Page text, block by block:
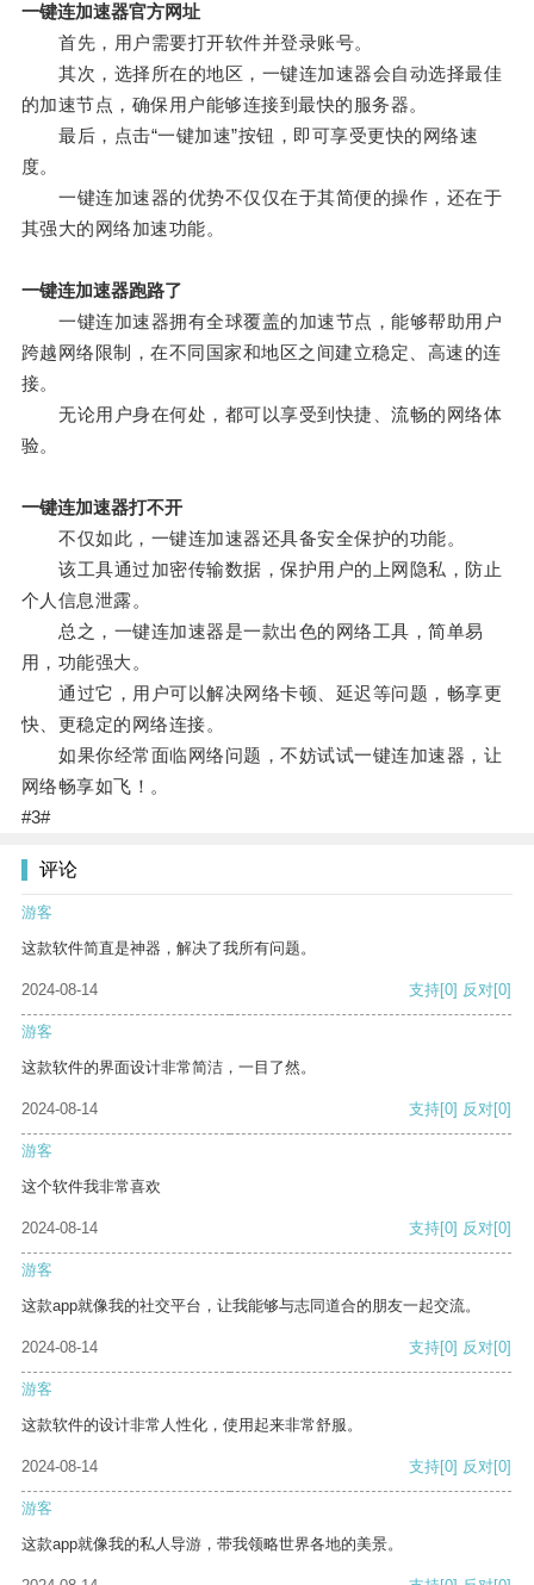
一键连加速器官方网址
首先，用户需要打开软件并登录账号。
其次，选择所在的地区，一键连加速器会自动选择最佳
的加速节点，确保用户能够连接到最快的服务器。
最后，点击“一键加速”按钮，即可享受更快的网络速
度。
一键连加速器的优势不仅仅在于其简便的操作，还在于
其强大的网络加速功能。
一键连加速器跑路了
一键连加速器拥有全球覆盖的加速节点，能够帮助用户
跨越网络限制，在不同国家和地区之间建立稳定、高速的连
接。
无论用户身在何处，都可以享受到快捷、流畅的网络体
验。
一键连加速器打不开
不仅如此，一键连加速器还具备安全保护的功能。
该工具通过加密传输数据，保护用户的上网隐私，防止
个人信息泄露。
总之，一键连加速器是一款出色的网络工具，简单易
用，功能强大。
通过它，用户可以解决网络卡顿、延迟等问题，畅享更
快、更稳定的网络连接。
如果你经常面临网络问题，不妨试试一键连加速器，让
网络畅享如飞！。
#3#
评论
游客
这款软件简直是神器，解决了我所有问题。
2024-08-14 支持[0] 反对[0]
游客
这款软件的界面设计非常简洁，一目了然。
2024-08-14 支持[0] 反对[0]
游客
这个软件我非常喜欢
2024-08-14 支持[0] 反对[0]
游客
这款app就像我的社交平台，让我能够与志同道合的朋友一起交流。
2024-08-14 支持[0] 反对[0]
游客
这款软件的设计非常人性化，使用起来非常舒服。
2024-08-14 支持[0] 反对[0]
游客
这款app就像我的私人导游，带我领略世界各地的美景。